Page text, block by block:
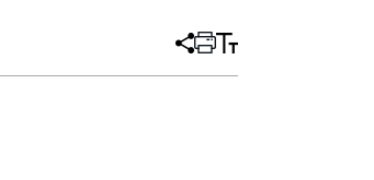
分
文
打 调
大